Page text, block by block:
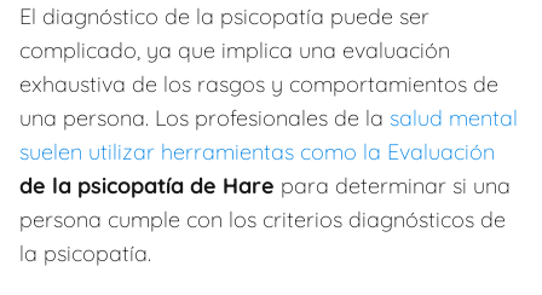
El diagnóstico de la psicopatía puede ser
complicado, ya que implica una evaluación
exhaustiva de los rasgos y comportamientos de
una persona. Los profesionales de la salud mental
suelen utilizar herramientas como la Evaluación
de la psicopatía de Hare para determinar si una
persona cumple con los criterios diagnósticos de
la psicopatía.